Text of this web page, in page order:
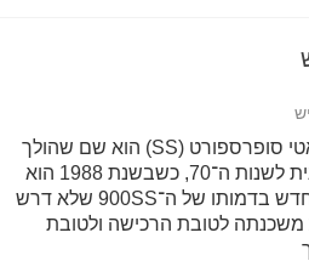
הדוקאטי סופרספורט (SS) הוא שם שהולך
אחורנית לשנות ה־70, כשבשנת 1988 הוא
קם מחדש בדמותו של ה־900SS שלא דרש
לטובת הרכישה ולטובת